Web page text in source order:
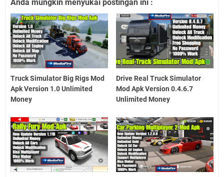
Anda mungkin menyukai postingan ini :
Truck Simulator Big Rigs Mod
Apk Version 1.0 Unlimited
Money
Drive Real Truck Simulator
Mod Apk Version 0.4.6.7
Unlimited Money